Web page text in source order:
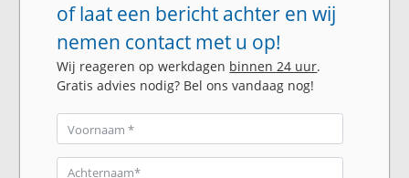
of laat een bericht achter en wij
nemen contact met u op!
Wij reageren op werkdagen binnen 24 uur.
Gratis advies nodig? Bel ons vandaag nog!